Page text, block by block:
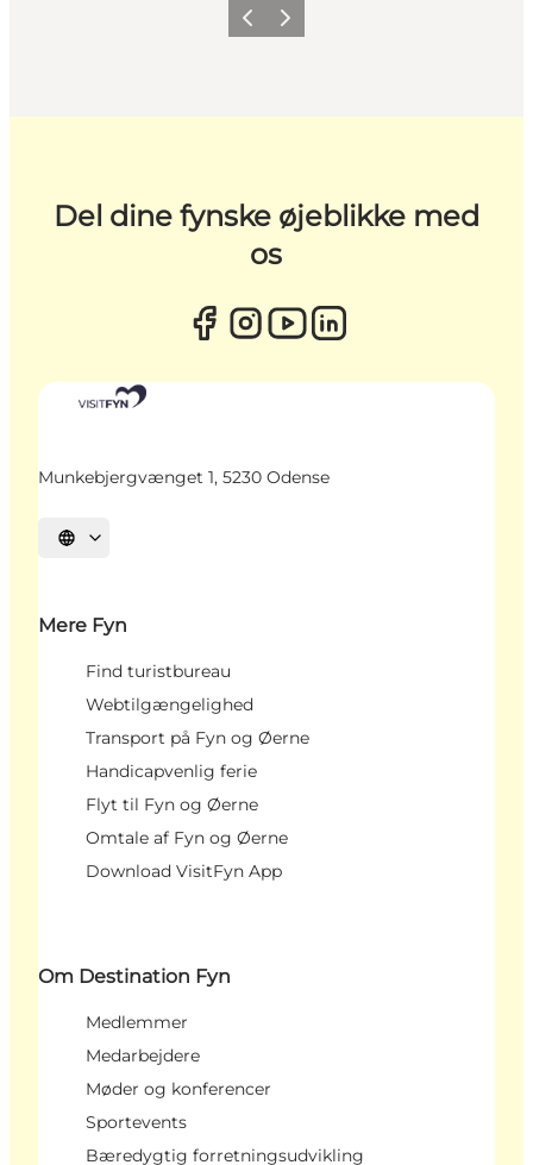
ForrigeNæste
Del dine fynske øjeblikke med
os
Munkebjergvænget 1, 5230 Odense
Vælg sprog
Mere Fyn
Find turistbureau
Webtilgængelighed
Transport på Fyn og Øerne
Handicapvenlig ferie
Flyt til Fyn og Øerne
Omtale af Fyn og Øerne
Download VisitFyn App
Om Destination Fyn
Medlemmer
Medarbejdere
Møder og konferencer
Sportevents
Bæredygtig forretningsudvikling